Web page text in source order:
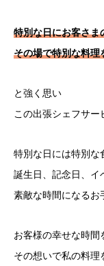
特別な日にお客さま
その場で特別な料理
と強く思い
この出張シェフサー
特別な日には特別な
誕生日、記念日、イ
素敵な時間になるお
お客様の幸せな時間
その想いで私の料理